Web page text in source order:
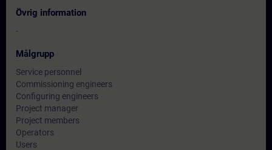
Övrig information
-
Målgrupp
Service personnel
Commissioning engineers
Configuring engineers
Project manager
Project members
Operators
Users